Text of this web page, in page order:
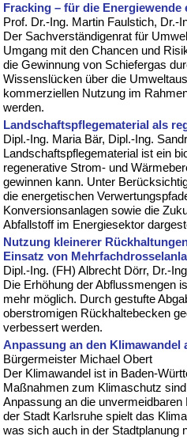
Fracking – für die Energiewende
Prof. Dr.-Ing. Martin Faulstich, Dr.-
Der Sachverständigenrat für
Umgang mit den Chancen und
die Gewinnung von Schiefergas
Wissenslücken über die
kommerziellen Nutzung im
werden.
Landschaftspflegematerial als
Dipl.-Ing. Maria Bär, Dipl.-Ing.
Landschaftspflegematerial ist ein
regenerative Strom- und
gewinnen kann. Unter
die energetischen
Konversionsanlagen sowie die
Abfallstoff im Energiesektor
Nutzung kleinerer
Einsatz von
Dipl.-Ing. (FH) Albrecht Dörr, Dr.-
Die Erhöhung der Abflussmengen
mehr möglich. Durch gestufte
oberstromigen Rückhaltebecken
verbessert werden.
Anpassung an den Klimawandel
Bürgermeister Michael Obert
Der Klimawandel ist in Baden-
Maßnahmen zum Klimaschutz
Anpassung an die
der Stadt Karlsruhe spielt das
was sich auch in der Stadtplanung